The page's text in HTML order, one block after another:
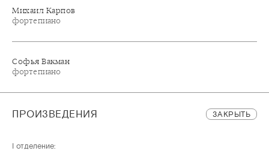
Михаил Карпов
фортепиано
Софья Вакман
фортепиано
ПРОИЗВЕДЕНИЯ ЗАКРЫТЬ
I отделение: